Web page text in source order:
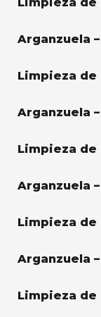
Limpieza de
Arganzuela
Limpieza de
Arganzuela
Limpieza de
Arganzuela
Limpieza de
Arganzuela
Limpieza de